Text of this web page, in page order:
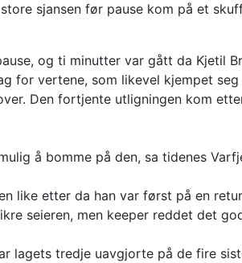
sjansen før pause kom på et
og ti minutter var gått da Kjetil
for vertene, som likevel kjempet
Den fortjente utligningen kom
å bomme på den, sa tidenes
like etter da han var først på en
seieren, men keeper reddet det
lagets tredje uavgjorte på de fire